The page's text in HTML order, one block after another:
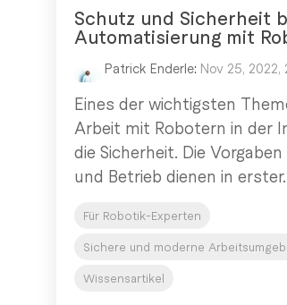
Schutz und Sicherheit
Automatisierung mit
Patrick Enderle: Nov 25, 2022,
Eines der wichtigsten
Arbeit mit Robotern in der
die Sicherheit. Die
und Betrieb dienen in
Für Robotik-Experten
Sichere und moderne
Wissensartikel